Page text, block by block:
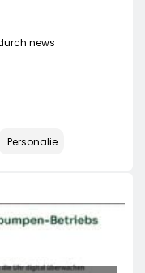
news
Personalie